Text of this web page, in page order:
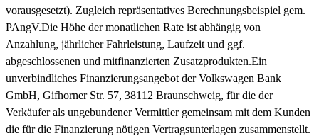
vorausgesetzt). Zugleich repräsentatives Berechnungsbeispiel gem.
PAngV.Die Höhe der monatlichen Rate ist abhängig von
Anzahlung, jährlicher Fahrleistung, Laufzeit und ggf.
abgeschlossenen und mitfinanzierten Zusatzprodukten.Ein
unverbindliches Finanzierungsangebot der Volkswagen Bank
GmbH, Gifhorner Str. 57, 38112 Braunschweig, für die der
Verkäufer als ungebundener Vermittler gemeinsam mit dem Kunden
die für die Finanzierung nötigen Vertragsunterlagen zusammenstellt.